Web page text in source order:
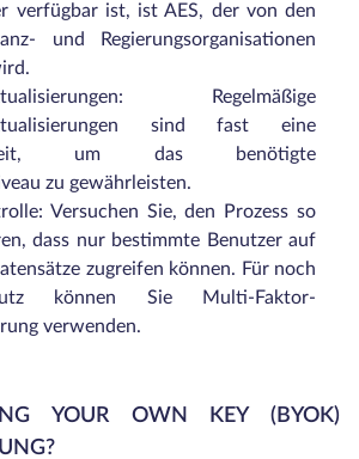
verfügbar ist, ist AES, der von den
und Regierungsorganisationen
Regelmäßige
sind fast eine
um das benötigte
zu gewährleisten.
Versuchen Sie, den Prozess so
dass nur bestimmte Benutzer auf
zugreifen können. Für noch
können Sie Multi-Faktor-
verwenden.
YOUR OWN KEY (BYOK)